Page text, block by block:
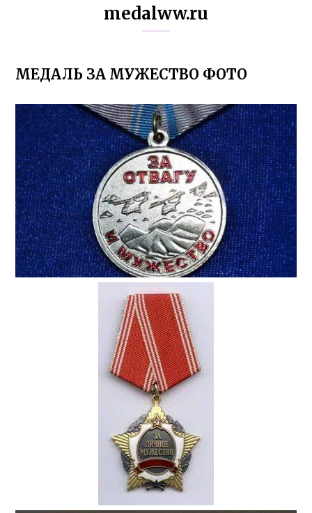
medalww.ru
МЕДАЛЬ ЗА МУЖЕСТВО ФОТО